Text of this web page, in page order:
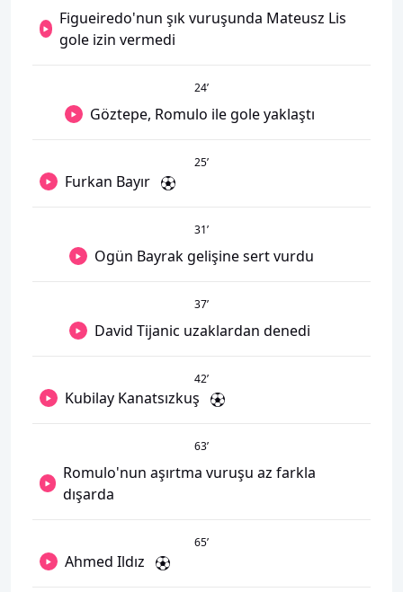
Figueiredo'nun şık vuruşunda Mateusz Lis
gole izin vermedi
24’
Göztepe, Romulo ile gole yaklaştı
25’
Furkan Bayır
31’
Ogün Bayrak gelişine sert vurdu
37’
David Tijanic uzaklardan denedi
42’
Kubilay Kanatsızkuş
63’
Romulo'nun aşırtma vuruşu az farkla
dışarda
65’
Ahmed Ildız